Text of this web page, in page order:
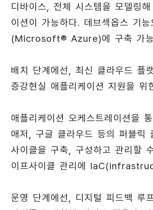
디바이스, 전체 시스템을 모델링
이션이 가능하다. 데브섹옵스 기
(Microsoft® Azure)에 구축 가능
배치 단계에선, 최신 클라우드
증강현실 애플리케이션 지원을 위
애플리케이션 오케스트레이션을
애저, 구글 클라우드 등의 퍼블릭
사이클을 구축, 구성하고 관리할
이프사이클 관리에
운영 단계에선, 디지털 피드백 루